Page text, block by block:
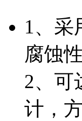
1、采
腐蚀
2、可
计，